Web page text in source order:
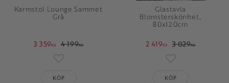
Karmstol Lounge Sammet
Grå
3 359KR 4 199KR
Lägg till i favoriter
KÖP
Glastavla
Blomsterskönhet,
80x120cm
2 419KR 3 029KR
Lägg till i
KÖP